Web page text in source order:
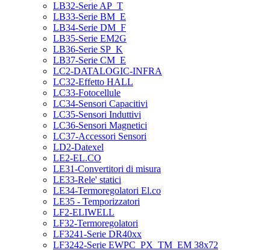
LB32-Serie AP_T
LB33-Serie BM_E
LB34-Serie DM_F
LB35-Serie EM2G
LB36-Serie SP_K
LB37-Serie CM_E
LC2-DATALOGIC-INFRA
LC32-Effetto HALL
LC33-Fotocellule
LC34-Sensori Capacitivi
LC35-Sensori Induttivi
LC36-Sensori Magnetici
LC37-Accessori Sensori
LD2-Datexel
LE2-EL.CO
LE31-Convertitori di misura
LE33-Rele' statici
LE34-Termoregolatori El.co
LE35 - Temporizzatori
LF2-ELIWELL
LF32-Termoregolatori
LF3241-Serie DR40xx
LF3242-Serie EWPC_PX_TM_EM 38x72